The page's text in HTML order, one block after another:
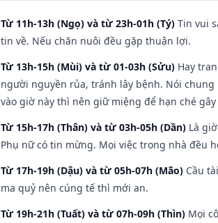
Từ 11h-13h (Ngọ) và từ 23h-01h (Tý) Tin vui
tin về. Nếu chăn nuôi đều gặp thuận lợi.
Từ 13h-15h (Mùi) và từ 01-03h (Sửu) Hay
người nguyền rủa, tránh lây bệnh. Nói
vào giờ này thì nên giữ miệng để hạn ché
Từ 15h-17h (Thân) và từ 03h-05h (Dần) Là
Phụ nữ có tin mừng. Mọi việc trong nhà đều
Từ 17h-19h (Dậu) và từ 05h-07h (Mão) Cầu
ma quỷ nên cúng tế thì mới an.
Từ 19h-21h (Tuất) và từ 07h-09h (Thìn) Mọi